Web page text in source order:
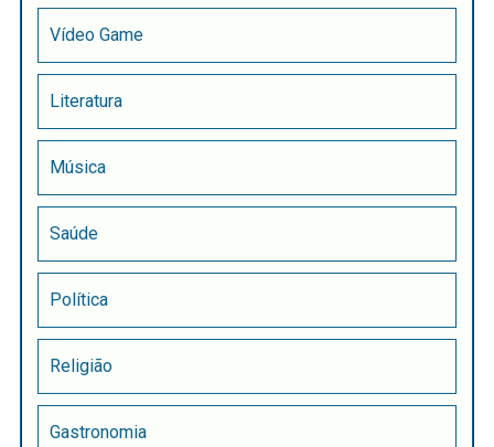
Vídeo Game
Literatura
Música
Saúde
Política
Religião
Gastronomia